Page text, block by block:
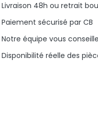
Livraison 48h ou retrait
Paiement sécurisé par CB
Notre équipe vous conseille
Disponibilité réelle des